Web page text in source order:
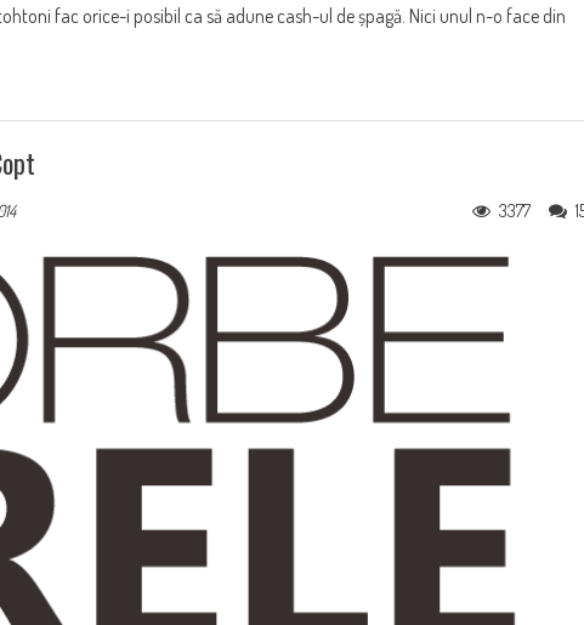
fac orice-i posibil ca să adune cash-ul de șpagă. Nici unul n-o face din
3377